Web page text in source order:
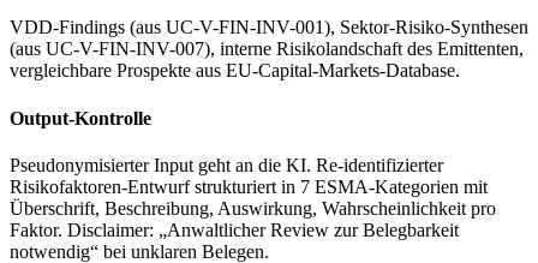
VDD-Findings (aus UC-V-FIN-INV-001), Sektor-Risiko-Synthesen
(aus UC-V-FIN-INV-007), interne Risikolandschaft des Emittenten,
vergleichbare Prospekte aus EU-Capital-Markets-Database.
Output-Kontrolle
Pseudonymisierter Input geht an die KI. Re-identifizierter
Risikofaktoren-Entwurf strukturiert in 7 ESMA-Kategorien mit
Überschrift, Beschreibung, Auswirkung, Wahrscheinlichkeit pro
Faktor. Disclaimer: „Anwaltlicher Review zur Belegbarkeit
notwendig“ bei unklaren Belegen.